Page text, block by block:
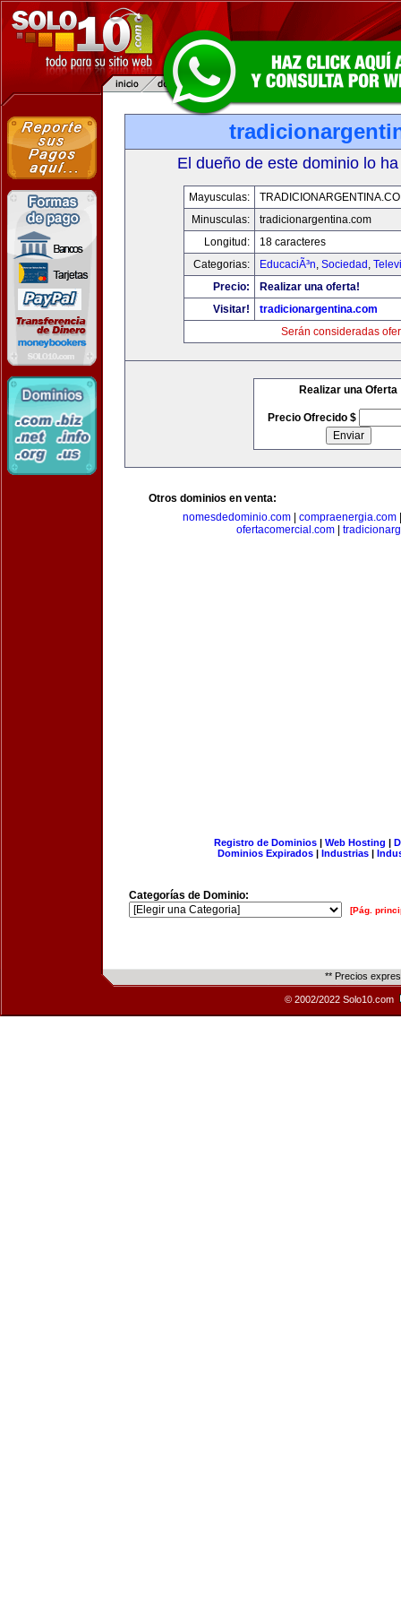
El dueño de este dominio lo
Mayusculas:
Minusculas:
tradicionargentina.com
Longitud:
18 caracteres
Categorias:
EducaciÃ³n, Sociedad ,
Precio:
Realizar una oferta!
Visitar!
tradicionargentina.com
Serán consideradas
Realizar una Oferta
Precio Ofrecido $
Otros dominios en venta:
nomesdedominio.com| compraenergia.com
ofertacomercial.com
Registro de Dominios| Web Hosting |
Dominios Expirados | Industrias |
Categorías de Dominio:
[Pág.
** Precios
© 2002/2022 Solo10.com